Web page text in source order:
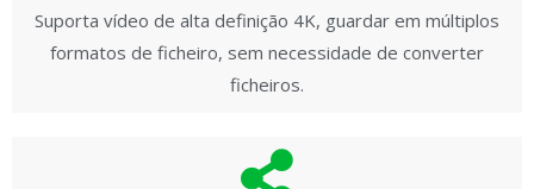
Suporta vídeo de alta definição 4K, guardar em múltiplos
formatos de ficheiro, sem necessidade de converter
ficheiros.